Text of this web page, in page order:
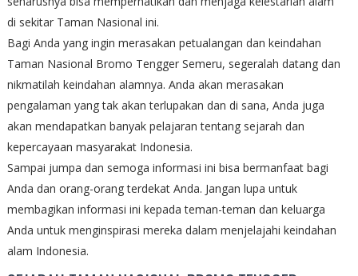
di sekitar Taman Nasional ini.
Bagi Anda yang ingin merasakan petualangan dan keindahan
Taman Nasional Bromo Tengger Semeru, segeralah datang dan
nikmatilah keindahan alamnya. Anda akan merasakan
pengalaman yang tak akan terlupakan dan di sana, Anda juga
akan mendapatkan banyak pelajaran tentang sejarah dan
kepercayaan masyarakat Indonesia.
Sampai jumpa dan semoga informasi ini bisa bermanfaat bagi
Anda dan orang-orang terdekat Anda. Jangan lupa untuk
membagikan informasi ini kepada teman-teman dan keluarga
Anda untuk menginspirasi mereka dalam menjelajahi keindahan
alam Indonesia.